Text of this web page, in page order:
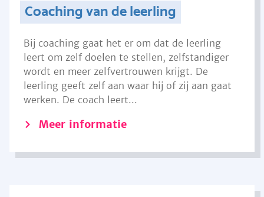
Coaching van de leerling
Bij coaching gaat het er om dat de leerling
leert om zelf doelen te stellen, zelfstandiger
wordt en meer zelfvertrouwen krijgt. De
leerling geeft zelf aan waar hij of zij aan gaat
werken. De coach leert...
Meer informatie